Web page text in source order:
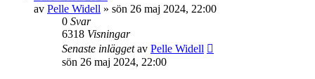
av Pelle Widell » sön 26 maj 2024, 22:00
0 Svar
6318 Visningar
Senaste inläggetav Pelle Widell
sön 26 maj 2024, 22:00